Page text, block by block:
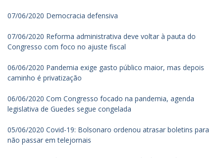
07/06/2020 Democracia defensiva
07/06/2020 Reforma administrativa deve voltar à pauta do
Congresso com foco no ajuste fiscal
06/06/2020 Pandemia exige gasto público maior, mas depois
caminho é privatização
06/06/2020 Com Congresso focado na pandemia, agenda
legislativa de Guedes segue congelada
05/06/2020 Covid-19: Bolsonaro ordenou atrasar boletins para
não passar em telejornais